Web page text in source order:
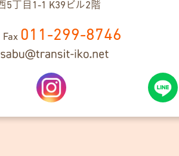
5丁目 1-1 K39ビル2階
Fax 011-299-8746